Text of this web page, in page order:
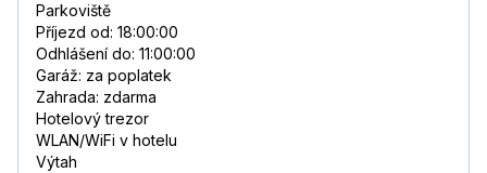
Parkoviště
Příjezd od: 18:00:00
Odhlášení do: 11:00:00
Garáž: za poplatek
Zahrada: zdarma
Hotelový trezor
WLAN/WiFi v hotelu
Výtah